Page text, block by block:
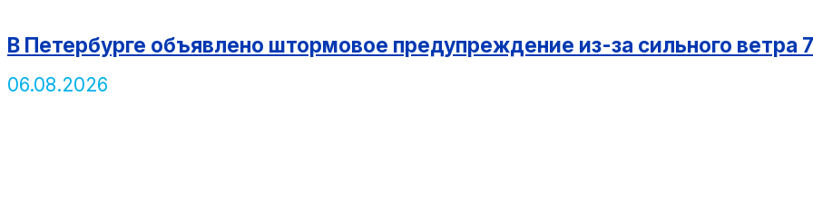
В Петербурге объявлено штормовое предупреждение из-за сильного ветра 7
06.08.2026